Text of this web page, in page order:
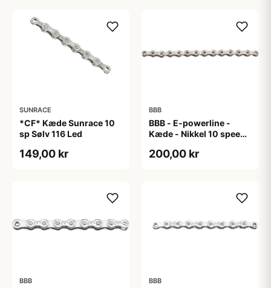
SUNRACE
*CF* Kæde Sunrace 10
sp Sølv 116 Led
149,00 kr
BBB
BBB - E-powerline -
Kæde - Nikkel 10 speed
200,00 kr
BBB BBB